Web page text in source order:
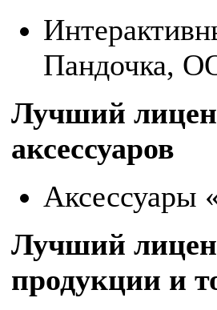
Пандочка,
Лучший
аксессуаров
Аксессуары
Лучший
продукции и